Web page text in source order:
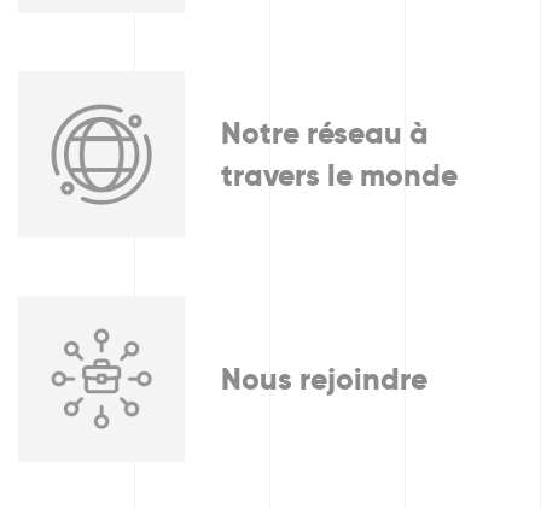
Notre réseau à
travers le monde
Nous rejoindre